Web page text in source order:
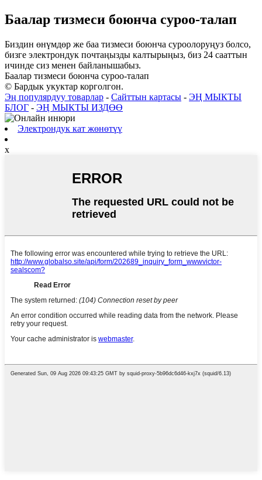
Баалар тизмеси боюнча суроо-талап
Биздин өнүмдөр же баа тизмеси боюнча суроолоруңуз болсо,
бизге электрондук почтаңызды калтырыңыз, биз 24 сааттын
ичинде сиз менен байланышабыз.
Баалар тизмеси боюнча суроо-талап
© Бардык укуктар корголгон.
Эң популярдуу товарлар - Сайттын картасы - ЭҢ МЫКТЫ
БЛОГ - ЭҢ МЫКТЫ ИЗДӨӨ
Электрондук кат жөнөтүү
x